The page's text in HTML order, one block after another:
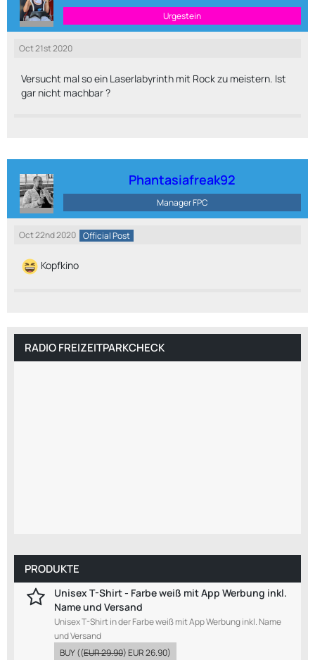
Urgestein
Oct 21st 2020
Versucht mal so ein Laserlabyrinth mit Rock zu meistern. Ist
gar nicht machbar ?
Phantasiafreak92
Manager FPC
Oct 22nd 2020 Official Post
Kopfkino
RADIO FREIZEITPARKCHECK
PRODUKTE
Unisex T-Shirt - Farbe weiß mit App Werbung inkl.
Name und Versand
Unisex T-Shirt in der Farbe weiß mit App Werbung inkl. Name
und Versand
BUY((EUR 29.90)EUR 26.90)